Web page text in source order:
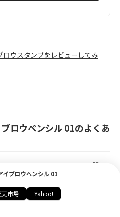
ロウスタンプをレビューしてみ
ロウペンシル 01のよくあ
ンシル 01に関するよくある質問
ある方はお気軽にご連絡くださ
ます！
イブロウペンシル 01
天市場 Yahoo!